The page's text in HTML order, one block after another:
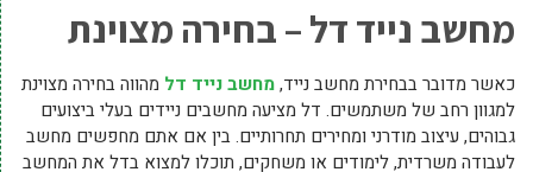
מחשב נייד דל – בחירה מצוינת
כאשר מדובר בבחירת מחשב נייד,מחשב נייד דל מהווה בחירה מצוינת
למגוון רחב של משתמשים. דל מציעה מחשבים ניידים בעלי ביצועים
גבוהים, עיצוב מודרני ומחירים תחרותיים. בין אם אתם מחפשים מחשב
לעבודה משרדית, לימודים או משחקים, תוכלו למצוא בדל את המחשב